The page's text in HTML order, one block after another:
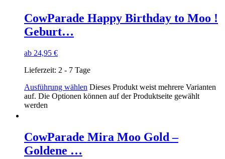
CowParade Happy Birthday to Moo !
Geburt…
ab 24,95 €
Lieferzeit: 2 - 7 Tage
Ausführung wählen Dieses Produkt weist mehrere Varianten
auf. Die Optionen können auf der Produktseite gewählt
werden
CowParade Mira Moo Gold –
Goldene …